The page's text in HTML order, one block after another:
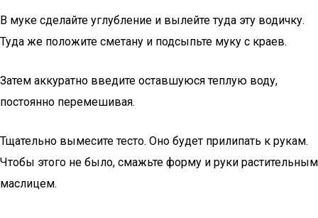
В муке сделайте углубление и вылейте туда эту водичку.
Туда же положите сметану и подсыпьте муку с краев.
Затем аккуратно введите оставшуюся теплую воду,
постоянно перемешивая.
Тщательно вымесите тесто. Оно будет прилипать к рукам.
Чтобы этого не было, смажьте форму и руки растительным
маслицем.